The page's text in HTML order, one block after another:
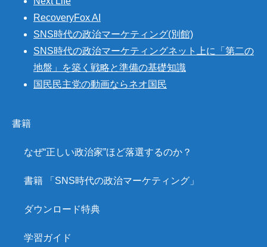
RecoveryFox AI
SNS時代の政治マーケティング(別館)
SNS時代の政治マーケティングネット上に「第二の
地盤」を築く戦略と準備の基礎知識
国民民主党の動画ならネオ国民
書籍
なぜ“正しい政治家”ほど落選するのか？
書籍 「SNS時代の政治マーケティング」
ダウンロード特典
学習ガイド